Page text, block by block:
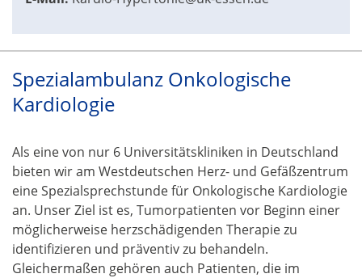
Spezialambulanz Onkologische
Kardiologie
Als eine von nur 6 Universitätskliniken in Deutschland
bieten wir am Westdeutschen Herz- und Gefäßzentrum
eine Spezialsprechstunde für Onkologische Kardiologie
an. Unser Ziel ist es, Tumorpatienten vor Beginn einer
möglicherweise herzschädigenden Therapie zu
identifizieren und präventiv zu behandeln.
Gleichermaßen gehören auch Patienten, die im